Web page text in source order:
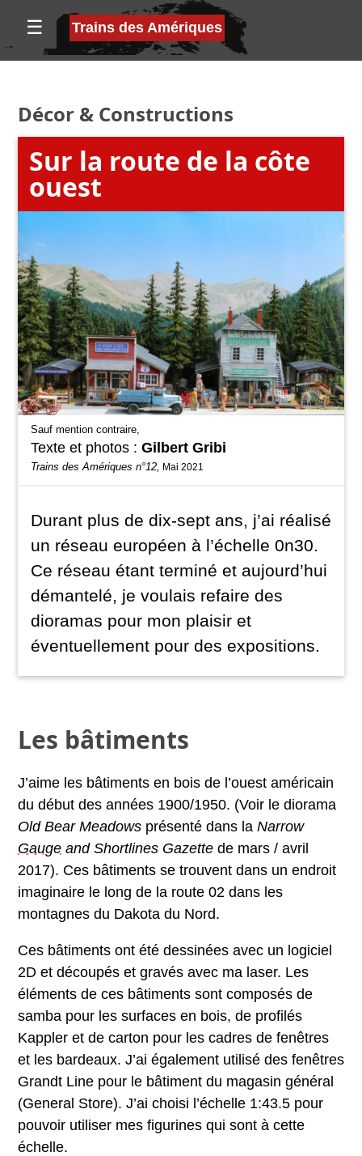
☰ Trains des Amériques
Décor & Constructions
Sur la route de la côte
ouest
Sauf mention contraire,
Texte et photos : Gilbert Gribi
Trains des Amériques n°12, Mai 2021
Durant plus de dix-sept ans, j’ai réalisé
un réseau européen à l’échelle 0n30.
Ce réseau étant terminé et aujourd’hui
démantelé, je voulais refaire des
dioramas pour mon plaisir et
éventuellement pour des expositions.
Les bâtiments
J’aime les bâtiments en bois de l’ouest américain
du début des années 1900/1950. (Voir le diorama
Old Bear Meadows présenté dans la Narrow
Gauge and Shortlines Gazette de mars / avril
2017). Ces bâtiments se trouvent dans un endroit
imaginaire le long de la route 02 dans les
montagnes du Dakota du Nord.
Ces bâtiments ont été dessinées avec un logiciel
2D et découpés et gravés avec ma laser. Les
éléments de ces bâtiments sont composés de
samba pour les surfaces en bois, de profilés
Kappler et de carton pour les cadres de fenêtres
et les bardeaux. J’ai également utilisé des fenêtres
Grandt Line pour le bâtiment du magasin général
(General Store). J’ai choisi l’échelle 1:43.5 pour
pouvoir utiliser mes figurines qui sont à cette
échelle.